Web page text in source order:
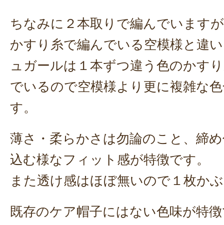
ちなみに２本取りで編んでいます
かすり糸で編んでいる空模様と違
ュガールは１本ずつ違う色のかす
でいるので空模様より更に複雑な
す。
薄さ・柔らかさは勿論のこと、締
込む様なフィット感が特徴です。
また透け感はほぼ無いので１枚か
既存のケア帽子にはない色味が特